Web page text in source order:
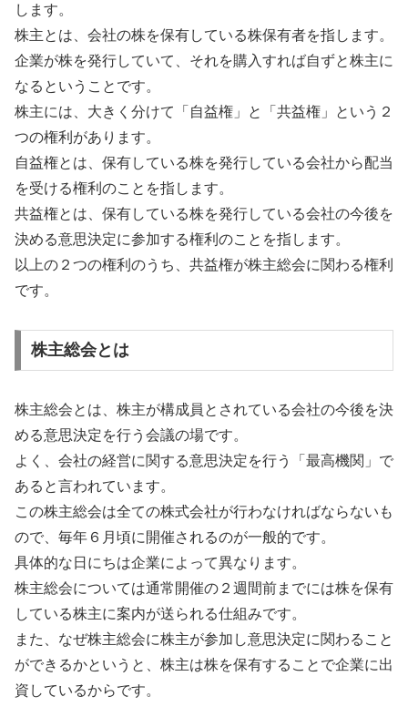
します。
株主とは、会社の株を保有している株保有者を指します。
企業が株を発行していて、それを購入すれば自ずと株主に
なるということです。
株主には、大きく分けて「自益権」と「共益権」という２
つの権利があります。
自益権とは、保有している株を発行している会社から配当
を受ける権利のことを指します。
共益権とは、保有している株を発行している会社の今後を
決める意思決定に参加する権利のことを指します。
以上の２つの権利のうち、共益権が株主総会に関わる権利
です。
株主総会とは
株主総会とは、株主が構成員とされている会社の今後を決
める意思決定を行う会議の場です。
よく、会社の経営に関する意思決定を行う「最高機関」で
あると言われています。
この株主総会は全ての株式会社が行わなければならないも
ので、毎年６月頃に開催されるのが一般的です。
具体的な日にちは企業によって異なります。
株主総会については通常開催の２週間前までには株を保有
している株主に案内が送られる仕組みです。
また、なぜ株主総会に株主が参加し意思決定に関わること
ができるかというと、株主は株を保有することで企業に出
資しているからです。